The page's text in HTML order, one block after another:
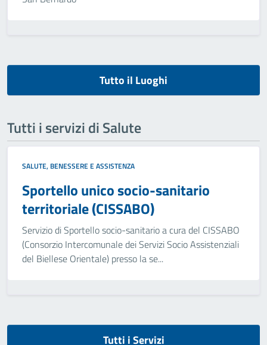
Tutto il Luoghi
Tutti i servizi di Salute
SALUTE, BENESSERE E ASSISTENZA
Sportello unico socio-sanitario
territoriale (CISSABO)
Servizio di Sportello socio-sanitario a cura del CISSABO
(Consorzio Intercomunale dei Servizi Socio Assistenziali
del Biellese Orientale) presso la se...
Tutti i Servizi